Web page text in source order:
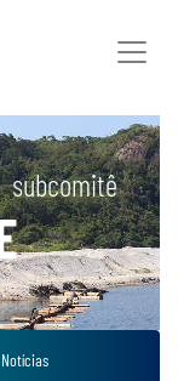
subcomitê
Notícias